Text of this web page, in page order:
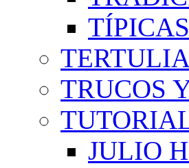
TÍPICAS
TRUCOS
JULIO